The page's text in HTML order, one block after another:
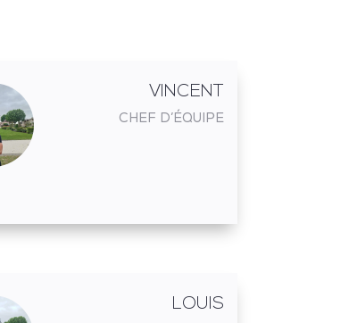
VINCENT
CHEF D’ÉQUIPE
LOUIS